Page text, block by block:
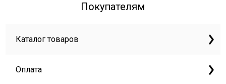
Покупателям
Каталог товаров
Оплата